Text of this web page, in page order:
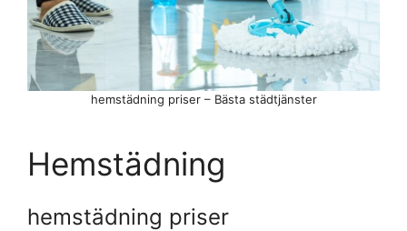
hemstädning priser – Bästa städtjänster
Hemstädning
hemstädning priser